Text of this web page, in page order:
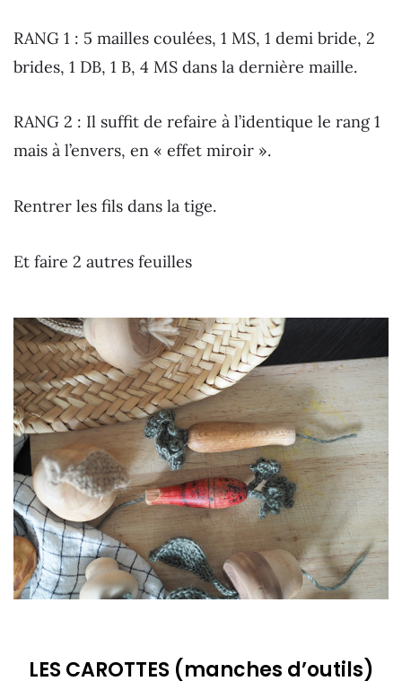
RANG 1 : 5 mailles coulées, 1 MS, 1 demi bride, 2
brides, 1 DB, 1 B, 4 MS dans la dernière maille.
RANG 2 : Il suffit de refaire à l’identique le rang 1
mais à l’envers, en « effet miroir ».
Rentrer les fils dans la tige.
Et faire 2 autres feuilles
LES CAROTTES (manches d’outils)